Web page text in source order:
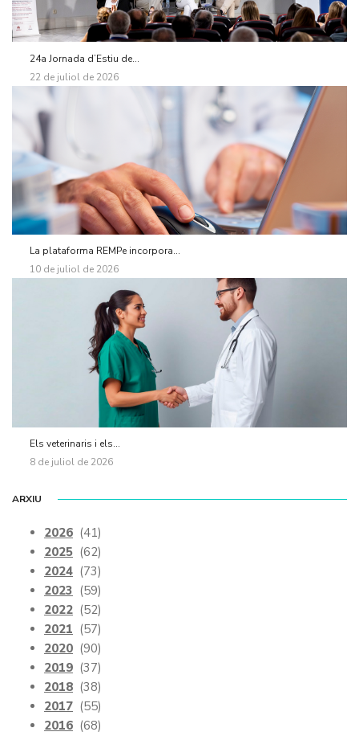
24a Jornada d’Estiu de...
22 de juliol de 2026
La plataforma REMPe incorpora...
10 de juliol de 2026
Els veterinaris i els...
8 de juliol de 2026
ARXIU
2026 (41)
2025 (62)
2024 (73)
2023 (59)
2022 (52)
2021 (57)
2020 (90)
2019 (37)
2018 (38)
2017 (55)
2016 (68)